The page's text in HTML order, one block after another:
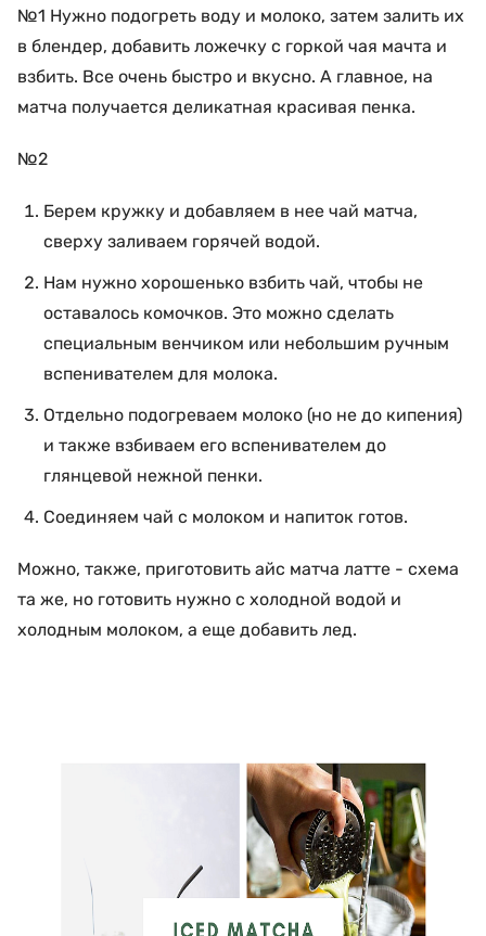
№1 Нужно подогреть воду и молоко, затем залить их
в блендер, добавить ложечку с горкой чая мачта и
взбить. Все очень быстро и вкусно. А главное, на
матча получается деликатная красивая пенка.
№2
Берем кружку и добавляем в нее чай матча,
сверху заливаем горячей водой.
Нам нужно хорошенько взбить чай, чтобы не
оставалось комочков. Это можно сделать
специальным венчиком или небольшим ручным
вспенивателем для молока.
Отдельно подогреваем молоко (но не до кипения)
и также взбиваем его вспенивателем до
глянцевой нежной пенки.
Соединяем чай с молоком и напиток готов.
Можно, также, приготовить айс матча латте - схема
та же, но готовить нужно с холодной водой и
холодным молоком, а еще добавить лед.